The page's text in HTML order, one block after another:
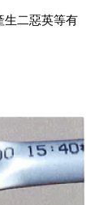
生二惡英等有